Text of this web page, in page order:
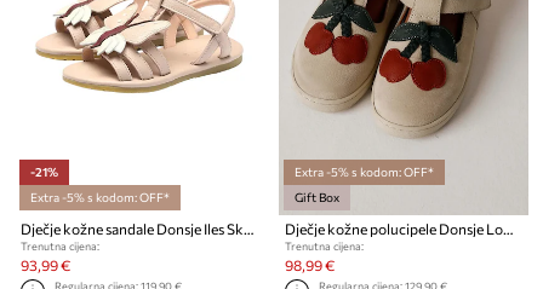
-21%
Extra -5% s kodom: OFF*
Trenutna cijena:
93,99 €
Regularna cijena:119,90 €
Extra -5% s kodom: OFF*
Gift Box
Trenutna cijena:
98,99 €
Regularna cijena:129,90 €